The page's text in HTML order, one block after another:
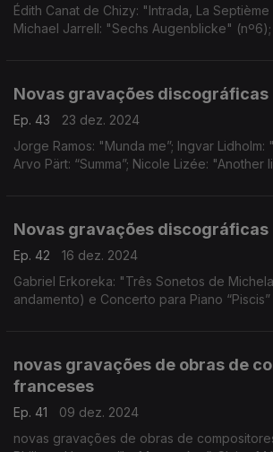
Édith Canat de Chizy: "Intrada, La Septième
Michael Jarrell: "Sechs Augenblicke" (nº6);
Novas gravações discográficas
Ep. 43
23 dez. 2024
Jorge Ramos: "Munda me”; Ingvar Lidholm:
Arvo Pärt: “Summa”; Nicole Lizée: "Another
Novas gravações discográficas
Ep. 42
16 dez. 2024
Gabriel Erkoreka: "Três Sonetos de
andamento) e Concerto para Piano “Piscis”
novas gravações de obras de
franceses
Ep. 41
09 dez. 2024
novas gravações de obras de